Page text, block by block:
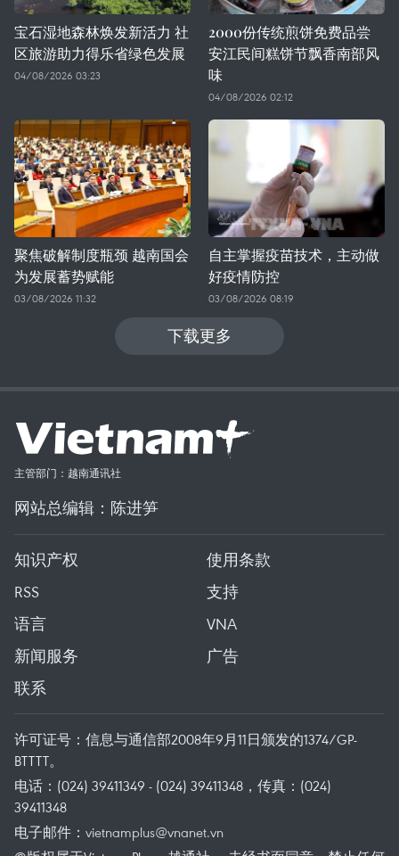
宝石湿地森林焕发新活力 社
区旅游助力得乐省绿色发展
04/08/2026 03:23
2000份传统煎饼免费品尝
安江民间糕饼节飘香南部风
味
04/08/2026 02:12
聚焦破解制度瓶颈 越南国会
为发展蓄势赋能
03/08/2026 11:32
自主掌握疫苗技术，主动做
好疫情防控
03/08/2026 08:19
下载更多
主管部门：越南通讯社
网站总编辑：陈进笋
知识产权
使用条款
RSS
支持
语言
VNA
新闻服务
广告
联系
许可证号：信息与通信部2008年9月11日颁发的1374/GP-
BTTTT。
电话：(024) 39411349 - (024) 39411348，传真：(024)
39411348
电子邮件： vietnamplus@vnanet.vn